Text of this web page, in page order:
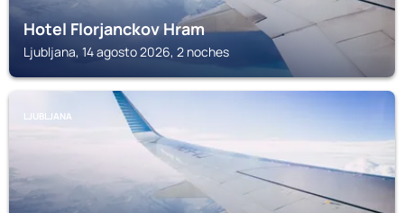
Hotel Florjanckov Hram
Ljubljana, 14 agosto 2026, 2 noches
LJUBLJANA